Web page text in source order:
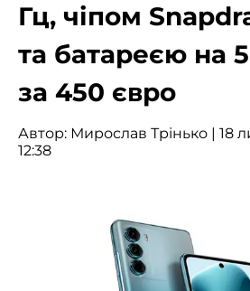
Гц, чіпом
та батареєю на
за 450 євро
Автор: Мирослав Трінько | 18
12:38